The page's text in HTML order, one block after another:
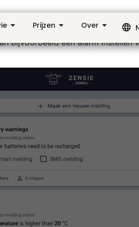
Prijzen Over
bijvoorbeeld een alarm